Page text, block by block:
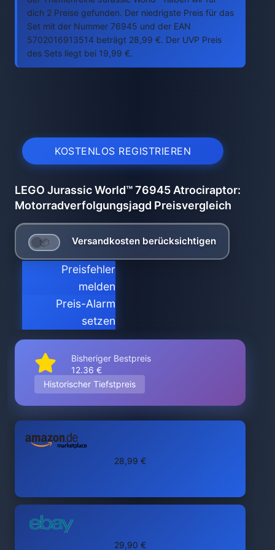
dich 2 Preise gefunden. Der niedrigste Preis für das
Set mit der Nummer 76945 und der EAN
5702016913514 beträgt 28,99 €. Der UVP Preis
des Sets liegt bei 19,99 €.
KOSTENLOS REGISTRIEREN
LEGO Jurassic World™ 76945 Atrociraptor:
Motorradverfolgungsjagd Preisvergleich
Versandkosten berücksichtigen
Preisfehler
melden
Preis-Alarm
setzen
Bisheriger Bestpreis
12.36 €
Historischer Tiefstpreis
28,99 €
29,90 €